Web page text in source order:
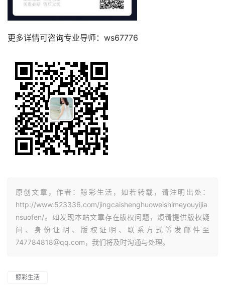
更多详情可咨询专业导师：ws67776
原创文章，作者：鲸彩生活，如若转载，请注明出处：
http://www.523336.com/jingcaishenghuoweishimeyouyijia
nsuofen/。如发现本站文章存在版权问题，烦请提供版权疑
问、身份证明、版权证明、联系方式等发邮件至
747784818@qq.com，我们将及时沟通与处理。
鲸彩生活